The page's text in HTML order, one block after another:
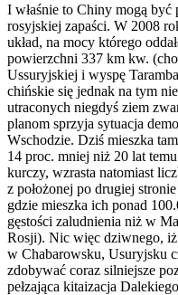
I właśnie to Chiny mogą
rosyjskiej zapaści. W 2008
układ, na mocy którego
powierzchni 337 km kw.
Ussuryjskiej i wyspę
chińskie się jednak na tym
utraconych niegdyś ziem
planom sprzyja sytuacja
Wschodzie. Dziś mieszka
14 proc. mniej niż 20 lat
kurczy, wzrasta natomiast
z położonej po drugiej
gdzie mieszka ich ponad
gęstości zaludnienia niż w
Rosji). Nic więc dziwnego,
w Chabarowsku, Usuryjsku
zdobywać coraz silniejsze
pełzająca kitaizacja